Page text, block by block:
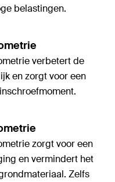
belastingen.
verbetert de
en zorgt voor een
zorgt voor een
en vermindert het
Zelfs